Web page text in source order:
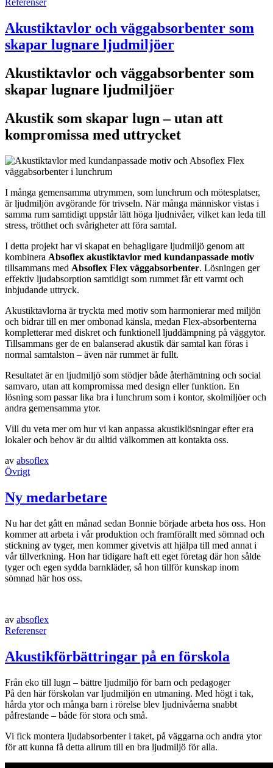
Referenser
Akustiktavlor och väggabsorbenter som
skapar lugnare ljudmiljöer
Akustiktavlor och väggabsorbenter som
skapar lugnare ljudmiljöer
Akustik som skapar lugn – utan att
kompromissa med uttrycket
I många gemensamma utrymmen, som lunchrum och mötesplatser,
är ljudmiljön avgörande för trivseln. När många människor vistas i
samma rum samtidigt uppstår lätt höga ljudnivåer, vilket kan leda till
stress, trötthet och svårigheter att föra samtal.
I detta projekt har vi skapat en behagligare ljudmiljö genom att
kombinera Absoflex akustiktavlor med kundanpassade motiv
tillsammans med Absoflex Flex väggabsorbenter. Lösningen ger
effektiv ljudabsorption samtidigt som rummet får ett varmt och
inbjudande uttryck.
Akustiktavlorna är tryckta med motiv som harmonierar med miljön
och bidrar till en mer ombonad känsla, medan Flex-absorbenterna
kompletterar med diskret och funktionell ljuddämpning på väggytor.
Tillsammans ger de en balanserad akustik där samtal kan föras i
normal samtalston – även när rummet är fullt.
Resultatet är en ljudmiljö som stödjer både återhämtning och social
samvaro, utan att kompromissa med design eller funktion. En
lösning som passar lika bra i lunchrum som i kontor, skolmiljöer och
andra gemensamma ytor.
Vill du veta mer om hur vi kan anpassa akustiklösningar efter era
lokaler och behov är du alltid välkommen att kontakta oss.
av absoflex
Övrigt
Ny medarbetare
Nu har det gått en månad sedan Bonnie började arbeta hos oss. Hon
kommer att arbeta i vår produktion och framförallt med sömnad och
stickning av tyger, men kommer givetvis att hjälpa till med annat i
vår tillverkning. Hon har tidigare haft ett eget företag där hon sålde
tyger och egen sydda barnkläder, så hon tillför kunskap inom
sömnad här hos oss.
av absoflex
Referenser
Akustikförbättringar på en förskola
Från eko till lugn – bättre ljudmiljö för barn och pedagoger
På den här förskolan var ljudmiljön en utmaning. Med högt i tak,
hårda ytor och många barn i rörelse blev ljudnivåerna snabbt
påfrestande – både för stora och små.
Vi fick montera ljudabsorbenter i taket, på väggarna och andra ytor
för att kunna få detta allrum till en bra ljudmiljö för alla.